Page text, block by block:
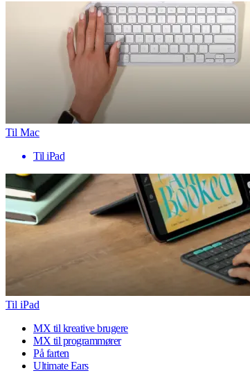
Til Mac
Til iPad
Til iPad
MX til kreative brugere
MX til programmører
På farten
Ultimate Ears